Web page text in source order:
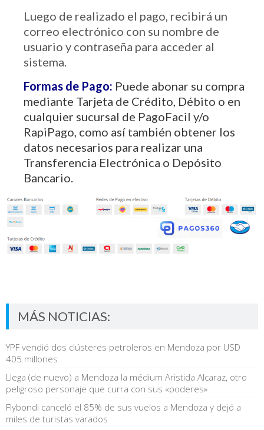
Luego de realizado el pago, recibirá un
correo electrónico con su nombre de
usuario y contraseña para acceder al
sistema.
Formas de Pago: Puede abonar su compra
mediante Tarjeta de Crédito, Débito o en
cualquier sucursal de PagoFacil y/o
RapiPago, como así también obtener los
datos necesarios para realizar una
Transferencia Electrónica o Depósito
Bancario.
MÁS NOTICIAS:
YPF vendió dos clústeres petroleros en Mendoza por USD
405 millones
Llega (de nuevo) a Mendoza la médium Aristida Alcaraz, otro
peligroso personaje que curra con sus «poderes»
Flybondi canceló el 85% de sus vuelos a Mendoza y dejó a
miles de turistas varados